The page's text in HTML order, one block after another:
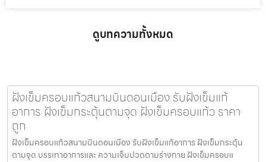
ดูบทความทั้งหมด
ฝังเข็มครอบแก้วสนามบินดอนเมือง รับฝังเข็มแก้
อาการ ฝังเข็มกระตุ้นตามจุด ฝังเข็มครอบแก้ว ราคา
ถูก
ฝังเข็มครอบแก้วสนามบินดอนเมือง รับฝังเข็มแก้อาการ ฝังเข็มกระตุ้น
ตามจุด บรรเทาอาการและ ความเจ็บปวดตามร่างกาย ฝังเข็มครอบแ